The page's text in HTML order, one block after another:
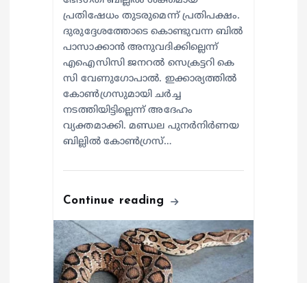
പ്രതിഷേധം തുടരുമെന്ന് പ്രതിപക്ഷം.
ദുരുദ്ദേശത്തോടെ കൊണ്ടുവന്ന ബിൽ
പാസാക്കാൻ അനുവദിക്കില്ലെന്ന്
എഐസിസി ജനറൽ സെക്രട്ടറി കെ
സി വേണുഗോപാൽ. ഇക്കാര്യത്തിൽ
കോൺഗ്രസുമായി ചർച്ച
നടത്തിയിട്ടില്ലെന്ന് അദേഹം
വ്യക്തമാക്കി. മണ്ഡല പുനർനിർണയ
ബില്ലിൽ കോൺഗ്രസ്…
Continue reading